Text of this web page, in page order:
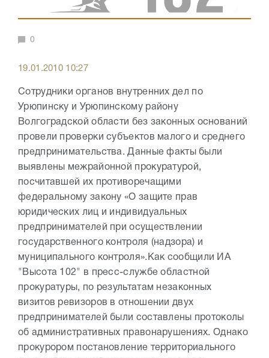
0
19.01.2010 10:27
Сотрудники органов внутренних дел по
Урюпинску и Урюпинскому району
Волгоградской области без законных оснований
провели проверки субъектов малого и среднего
предпринимательства. Данные факты были
выявлены межрайонной прокуратурой,
посчитавшей их противоречащими
федеральному закону «О защите прав
юридических лиц и индивидуальных
предпринимателей при осуществлении
государственного контроля (надзора) и
муниципального контроля». Как сообщили ИА
"Высота 102" в пресс-службе областной
прокуратуры, по результатам незаконных
визитов ревизоров в отношении двух
предпринимателей были составлены протоколы
об административных правонарушениях. Однако
прокурором постановление территориального